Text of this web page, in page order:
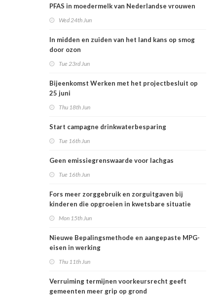
PFAS in moedermelk van Nederlandse vrouwen
Wed 24th Jun
In midden en zuiden van het land kans op smog
door ozon
Tue 23rd Jun
Bijeenkomst Werken met het projectbesluit op
25 juni
Thu 18th Jun
Start campagne drinkwaterbesparing
Tue 16th Jun
Geen emissiegrenswaarde voor lachgas
Tue 16th Jun
Fors meer zorggebruik en zorguitgaven bij
kinderen die opgroeien in kwetsbare situatie
Mon 15th Jun
Nieuwe Bepalingsmethode en aangepaste MPG-
eisen in werking
Thu 11th Jun
Verruiming termijnen voorkeursrecht geeft
gemeenten meer grip op grond